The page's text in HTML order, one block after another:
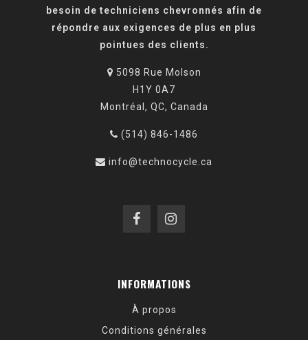
besoin de techniciens chevronnés afin de
répondre aux exigences de plus en plus
pointues des clients.
5098 Rue Molson
H1Y 0A7
Montréal, QC, Canada
(514) 846-1486
info@technocycle.ca
INFORMATIONS
À propos
Conditions générales